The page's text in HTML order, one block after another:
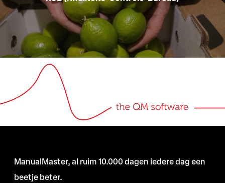
ManualMaster, al ruim 10.000 dagen iedere dag een
beetje beter.